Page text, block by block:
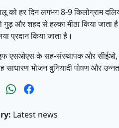
को हर दिन लगभग 8-9 किलोग्राम
गुड़ और शहद से हल्का मीठा किया
प्रदान किया जाता है।
एसओएस के सह-संस्थापक और सीईओ,
भोजन बुनियादी पोषण और
Latest news